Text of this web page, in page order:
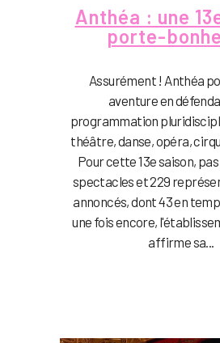
Anthéa : une
porte-
Assurément ! Anthéa
aventure en
programmation
théâtre, danse, opéra,
Pour cette 13e saison,
spectacles et 229
annoncés, dont 43 en
une fois encore,
affirme sa...